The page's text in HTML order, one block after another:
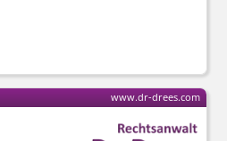
www.dr-drees.com